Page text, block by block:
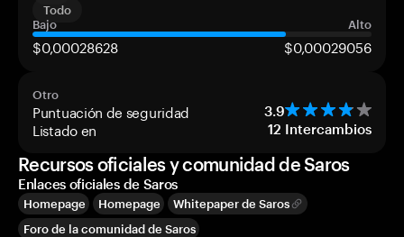
Todo
Bajo
Alto
$0,00028628 $0,00029056
Otro
Puntuación de seguridad 3.9
Listado en 12 Intercambios
Recursos oficiales y comunidad de Saros
Enlaces oficiales de Saros
Homepage Homepage
Whitepaper de Saros
Foro de la comunidad de Saros